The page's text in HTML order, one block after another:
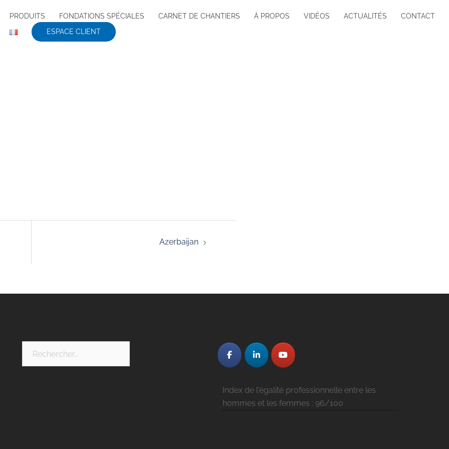
PRODUITS FONDATIONS SPÉCIALES CARNET DE CHANTIERS À PROPOS VIDÉOS ACTUALITÉS
CONTACT
ESPACE CLIENT
Azerbaijan
Index de l'égalité professionnelle entre les
hommes et les femmes : 96/100